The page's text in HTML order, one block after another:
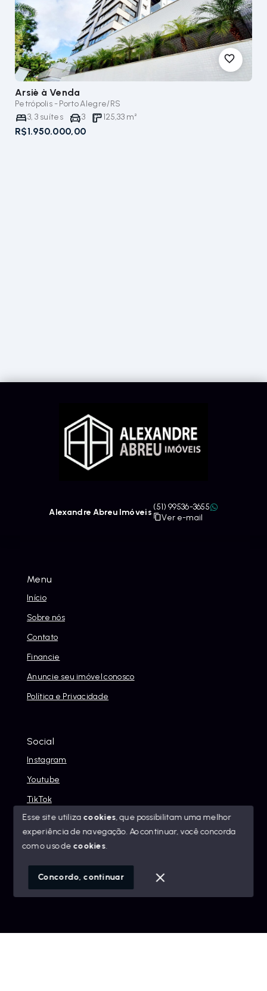
Arsiè à Venda
Petrópolis - Porto Alegre/RS
3,3 suítes 3 125,33 m²
R$1.950.000,00
Menu
Início
Sobre nós
Contato
Financie
Anuncie seu imóvel conosco
Política e Privacidade
Social
Instagram
Youtube
TikTok
© Copyright 2026 - Alexandre Abreu Imóveis - Todos os
SITE PARA IMOBILIARIA
Alexandre Abreu Imóveis
(51) 99536-3655
Ver e-mail
Esse site utiliza cookies, que possibilitam uma melhor
experiência de navegação.Ao continuar, você concorda
com o uso de cookies.
Concordo, continuar